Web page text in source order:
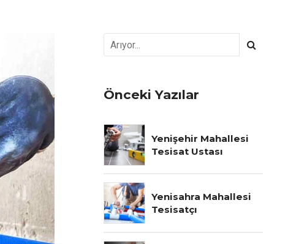
Önceki Yazılar
Yenişehir Mahallesi
Tesisat Ustası
Yenisahra Mahallesi
Tesisatçı